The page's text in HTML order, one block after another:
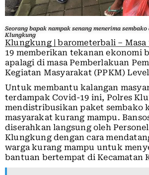
Seorang bapak nampak senang menerima
Klungkung
Klungkung | barometerbali –
19 memberikan tekanan ekonomi
apalagi di masa Pemberlakuan
Kegiatan Masyarakat (PPKM)
Untuk membantu kalangan
terdampak Covid-19 ini, Polres
mendistribusikan paket sembako
masyarakat kurang mampu.
diserahkan langsung oleh
Klungkung dengan cara
warga kurang mampu untuk
bantuan bertempat di Kecamatan